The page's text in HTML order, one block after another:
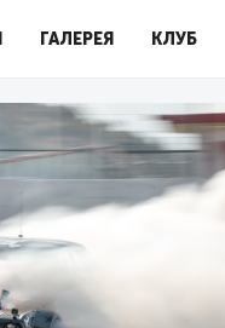
ГАЛЕРЕЯ КЛУБ